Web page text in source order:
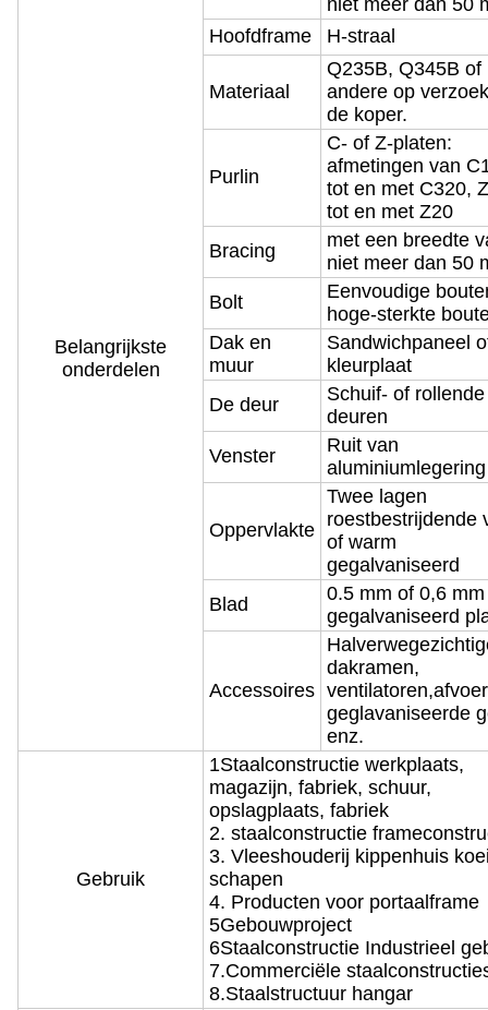
Belangrijkste
onderdelen
niet meer dan 50
Hoofdframe
H-straal
Materiaal
Q235B, Q345B of
andere op
de koper.
Purlin
C- of Z-platen:
afmetingen van
tot en met C320,
tot en met Z20
Bracing
met een breedte
niet meer dan 50
Bolt
Eenvoudige
hoge-sterkte
Dak en
muur
Sandwichpaneel
kleurplaat
De deur
Schuif- of rollende
deuren
Venster
Ruit van
aluminiumlegering
Oppervlakte
Twee lagen
roestbestrijdende
of warm
gegalvaniseerd
Blad
0.5 mm of 0,6 mm
gegalvaniseerd
Accessoires
dakramen,
ventilatoren,
geglavaniseerde
enz.
Gebruik
1Staalconstructie werkplaats,
magazijn, fabriek, schuur,
opslagplaats, fabriek
2. staalconstructie
3. Vleeshouderij kippenhuis
schapen
4. Producten voor portaalframe
5Gebouwproject
6Staalconstructie Industrieel
7.Commerciële
8.Staalstructuur hangar